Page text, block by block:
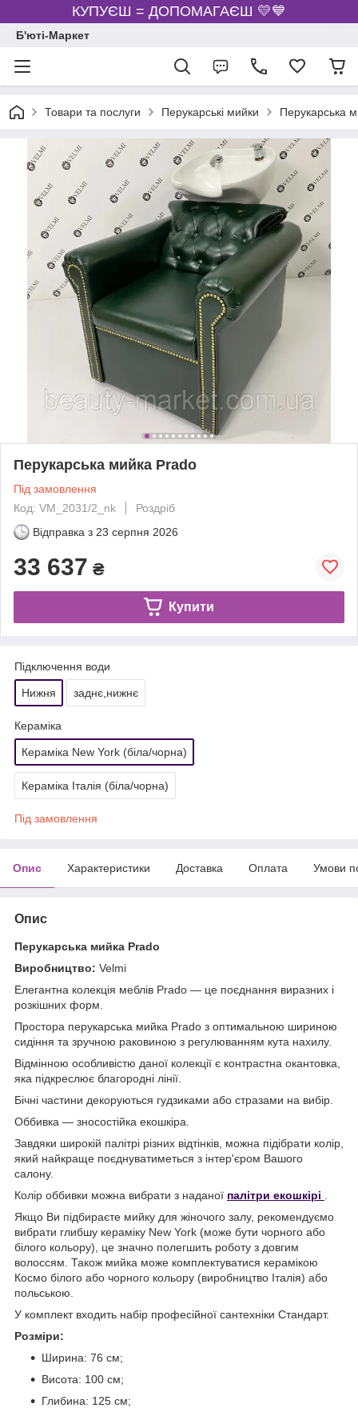
КУПУЄШ = ДОПОМАГАЄШ 💛💙
Б'юті-Маркет
Товари та послуги Перукарські мийки Перукарська
Перукарська мийка Prado
Під замовлення
Код: VM_2031/2_nk
Роздріб
Відправка з 23 серпня 2026
33 637 ₴
Купити
Підключення води
Нижня заднє,нижнє
Кераміка
Кераміка New York (біла/чорна)
Кераміка Італія (біла/чорна)
Під замовлення
Опис Характеристики Доставка Оплата Умови
Опис
Перукарська мийка Prado
Виробництво: Velmi
Елегантна колекція меблів Prado — це поєднання виразних і
розкішних форм.
Простора перукарська мийка Prado з оптимальною шириною
сидіння та зручною раковиною з регулюванням кута нахилу.
Відмінною особливістю даної колекції є контрастна окантовка,
яка підкреслює благородні лінії.
Бічні частини декоруються гудзиками або стразами на вибір.
Оббивка — зносостійка екошкіра.
Завдяки широкій палітрі різних відтінків, можна підібрати колір,
який найкраще поєднуватиметься з інтер'єром Вашого
салону.
Колір оббивки можна вибрати з наданої палітри екошкірі
Якщо Ви підбираєте мийку для жіночого залу, рекомендуємо
вибрати глибшу кераміку New York (може бути чорного або
білого кольору), це значно полегшить роботу з довгим
волоссям. Також мийка може комплектуватися керамікою
Космо білого або чорного кольору (виробництво Італія) або
польською.
У комплект входить набір професійної сантехніки Стандарт.
Розміри:
Ширина: 76 см;
Висота: 100 см;
Глибина: 125 см;